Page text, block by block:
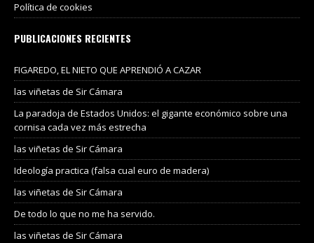
Política de cookies
PUBLICACIONES RECIENTES
FIGAREDO, EL NIETO QUE APRENDIÓ A CAZAR
las viñetas de Sir Cámara
La paradoja de Estados Unidos: el gigante económico sobre una
cornisa cada vez más estrecha
las viñetas de Sir Cámara
Ideología practica (falsa cual euro de madera)
las viñetas de Sir Cámara
De todo lo que no me ha servido.
las viñetas de Sir Cámara